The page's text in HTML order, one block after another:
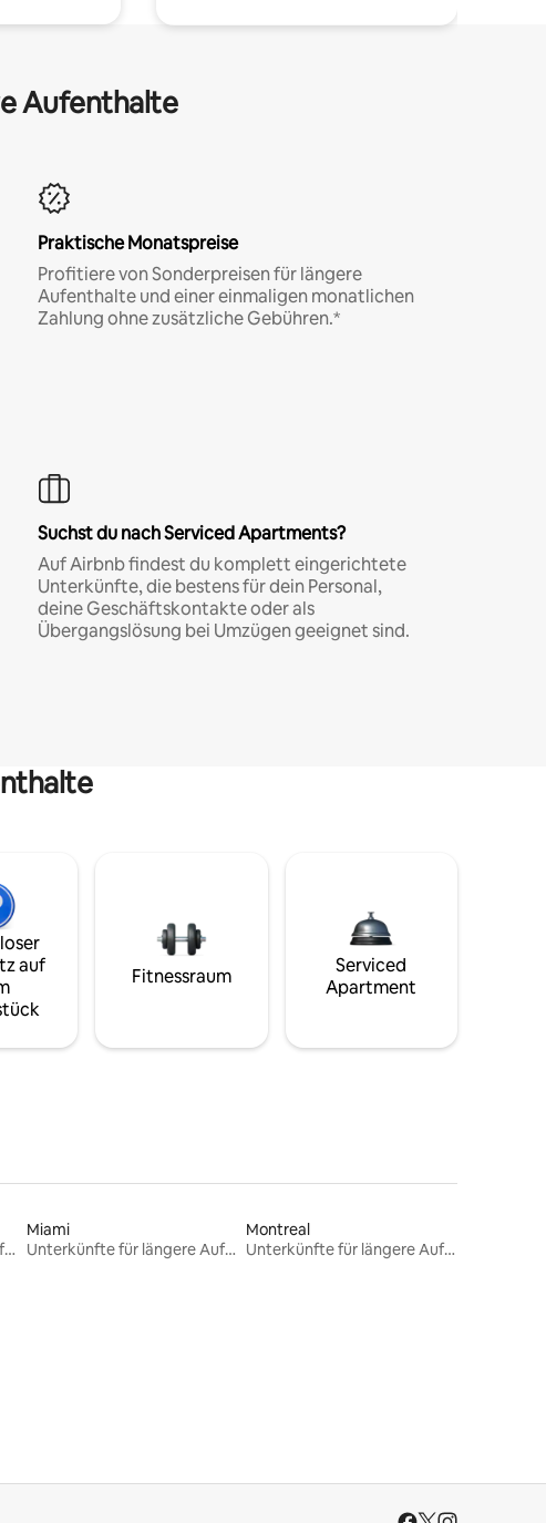
Aufenthalte
Praktische Monatspreise
Profitiere von Sonderpreisen für längere
Aufenthalte und einer einmaligen monatlichen
Zahlung ohne zusätzliche Gebühren.*
Suchst du nach Serviced Apartments?
Auf Airbnb findest du komplett eingerichtete
Unterkünfte, die bestens für dein Personal,
deine Geschäftskontakte oder als
Übergangslösung bei Umzügen geeignet sind.
auf
Fitnessraum
Serviced
Apartment
Unterkünfte für längere Aufenthalte
Miami
Unterkünfte für längere Aufenthalte
Montreal
Unterkünfte für längere Aufenthalte